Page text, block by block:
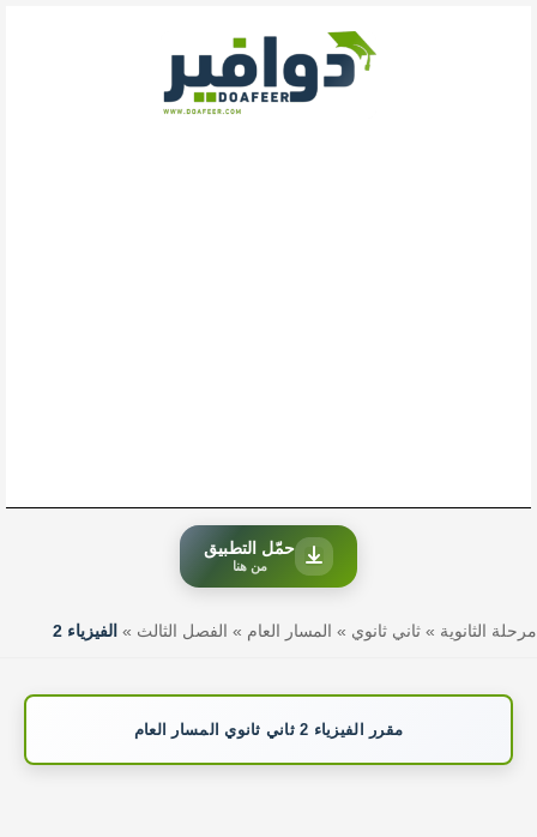
حمّل التطبيق
من هنا
مرحلة الثانوية » ثاني ثانوي » المسار العام » الفصل الثالث » الفيزياء 2
مقرر الفيزياء 2 ثاني ثانوي المسار العام